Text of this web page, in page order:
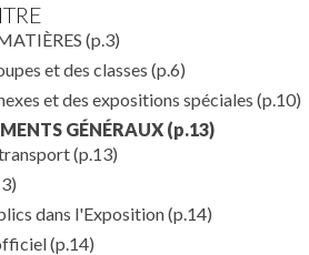
(p.3)
et des classes (p.6)
et des expositions spéciales (p.10)
GÉNÉRAUX (p.13)
(p.13)
dans l'Exposition(p.14)
(p.14)